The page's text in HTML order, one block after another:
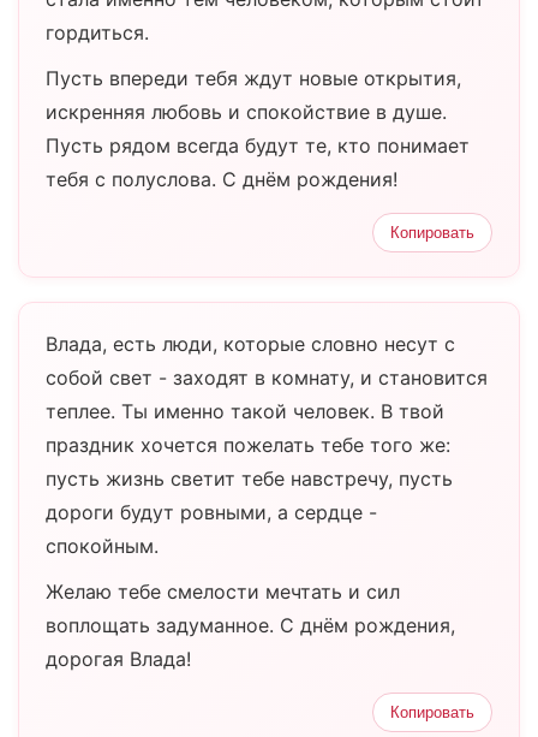
гордиться.
Пусть впереди тебя ждут новые открытия,
искренняя любовь и спокойствие в душе.
Пусть рядом всегда будут те, кто понимает
тебя с полуслова. С днём рождения!
Копировать
Влада, есть люди, которые словно несут с
собой свет - заходят в комнату, и становится
теплее. Ты именно такой человек. В твой
праздник хочется пожелать тебе того же:
пусть жизнь светит тебе навстречу, пусть
дороги будут ровными, а сердце -
спокойным.
Желаю тебе смелости мечтать и сил
воплощать задуманное. С днём рождения,
дорогая Влада!
Копировать